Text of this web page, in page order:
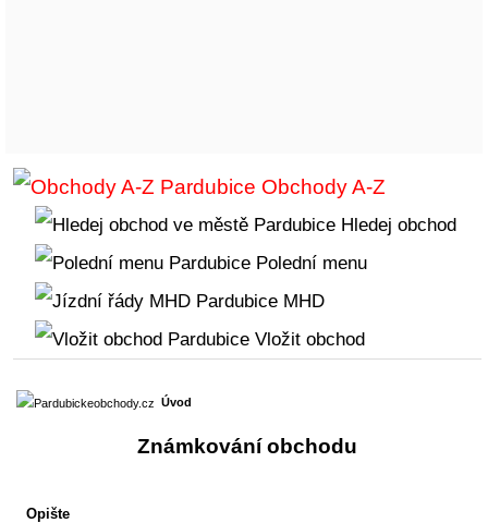
Obchody A-Z
Hledej obchod
Polední menu
MHD
Vložit obchod
Úvod
Známkování obchodu
Opište